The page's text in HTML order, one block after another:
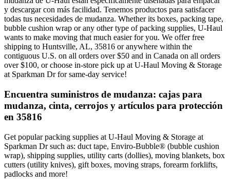
y descargar con más facilidad. Tenemos productos para satisfacer
todas tus necesidades de mudanza. Whether its boxes, packing tape,
bubble cushion wrap or any other type of packing supplies, U-Haul
wants to make moving that much easier for you. We offer free
shipping to Huntsville, AL, 35816 or anywhere within the
contiguous U.S. on all orders over $50 and in Canada on all orders
over $100, or choose in-store pick up at U-Haul Moving & Storage
at Sparkman Dr for same-day service!
Encuentra suministros de mudanza: cajas para
mudanza, cinta, cerrojos y artículos para protección
en 35816
Get popular packing supplies at U-Haul Moving & Storage at
Sparkman Dr such as: duct tape, Enviro-Bubble® (bubble cushion
wrap), shipping supplies, utility carts (dollies), moving blankets, box
cutters (utility knives), gift boxes, moving straps, forearm forklifts,
padlocks and more!